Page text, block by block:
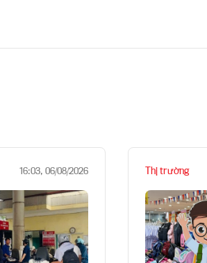
16:03, 06/08/2026 Thị trường